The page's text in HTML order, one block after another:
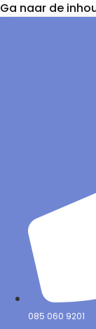
Ga naar de
085 060 9201